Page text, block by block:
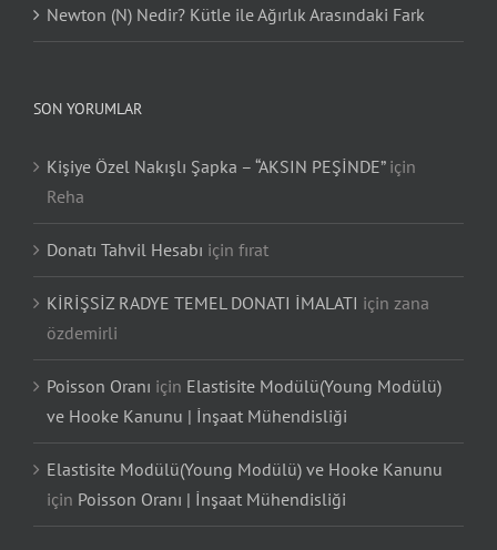
Newton (N) Nedir? Kütle ile Ağırlık Arasındaki Fark
SON YORUMLAR
Kişiye Özel Nakışlı Şapka – “AKSIN PEŞİNDE”için
Reha
Donatı Tahvil Hesabı için fırat
KİRİŞSİZ RADYE TEMEL DONATI İMALATI için zana
özdemirli
Poisson Oranı için Elastisite Modülü(Young Modülü)
ve Hooke Kanunu | İnşaat Mühendisliği
Elastisite Modülü(Young Modülü) ve Hooke Kanunu
için Poisson Oranı | İnşaat Mühendisliği